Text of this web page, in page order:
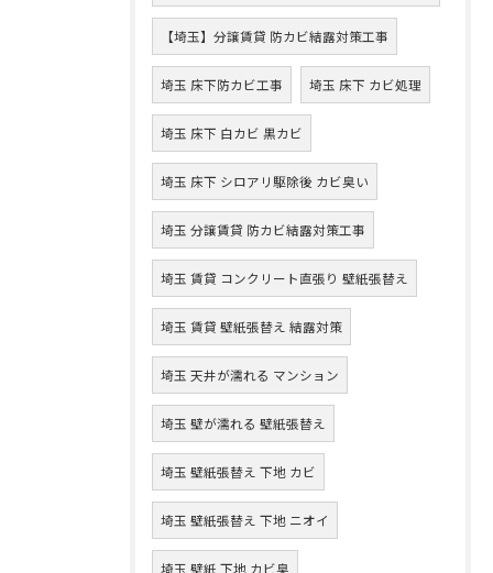
【埼玉】分譲賃貸 防カビ結露対策工事
埼玉 床下防カビ工事 埼玉 床下 カビ処理
埼玉 床下 白カビ 黒カビ
埼玉 床下 シロアリ駆除後 カビ臭い
埼玉 分譲賃貸 防カビ結露対策工事
埼玉 賃貸 コンクリート直張り 壁紙張替え
埼玉 賃貸 壁紙張替え 結露対策
埼玉 天井が濡れる マンション
埼玉 壁が濡れる 壁紙張替え
埼玉 壁紙張替え 下地 カビ
埼玉 壁紙張替え 下地 ニオイ
埼玉 壁紙 下地 カビ臭